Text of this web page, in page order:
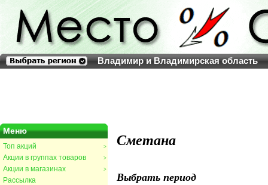
Владимир и Владимирская область
Меню
>
Топ акций
>
Акции в группах товаров
>
Акции в магазинах
Рассылка
Сметана
Выбрать период